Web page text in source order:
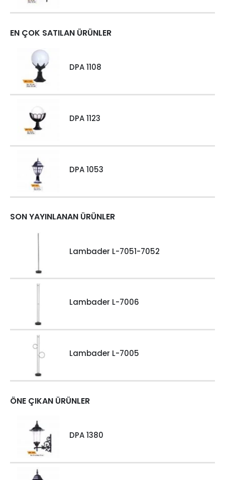
EN ÇOK SATILAN ÜRÜNLER
DPA 1108
DPA 1123
DPA 1053
SON YAYINLANAN ÜRÜNLER
Lambader L-7051-7052
Lambader L-7006
Lambader L-7005
ÖNE ÇIKAN ÜRÜNLER
DPA 1380